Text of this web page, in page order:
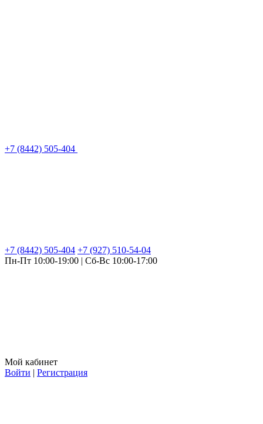
+7 (8442) 505-404
+7 (8442) 505-404 +7 (927) 510-54-04
Пн-Пт 10:00-19:00 | Сб-Вс 10:00-17:00
Мой кабинет
Войти | Регистрация